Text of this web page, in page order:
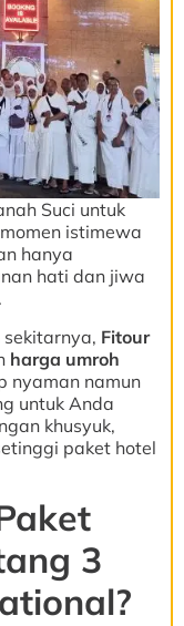
Suci untuk
istimewa
hanya
hati dan jiwa
Fitour
harga umroh
nyaman namun
untuk Anda
khusyuk,
paket hotel
3